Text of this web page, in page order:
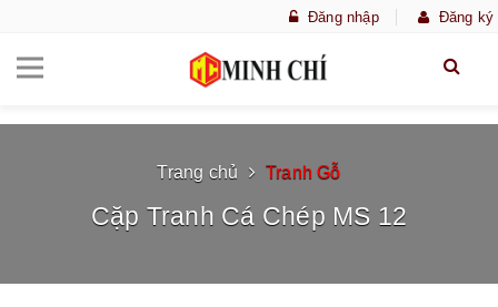
Đăng nhập Đăng ký
Trang chủ Tranh Gỗ
Cặp Tranh Cá Chép MS 12